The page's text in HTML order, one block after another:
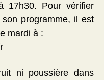
17h30. Pour vérifier
son programme, il est
mardi à :
ni poussière dans